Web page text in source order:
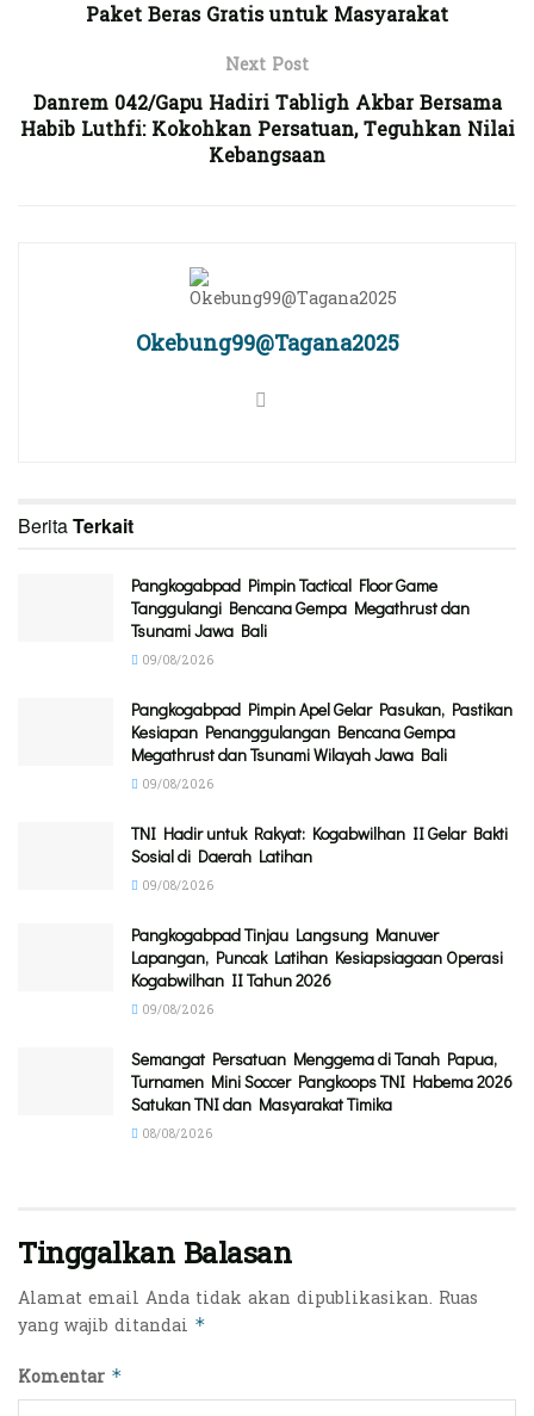
Paket Beras Gratis untuk Masyarakat
Next Post
Danrem 042/Gapu Hadiri Tabligh Akbar Bersama
Habib Luthfi: Kokohkan Persatuan, Teguhkan Nilai
Kebangsaan
Okebung99@Tagana2025
BeritaTerkait
Pangkogabpad Pimpin Tactical Floor Game
Tanggulangi Bencana Gempa Megathrust dan
Tsunami Jawa Bali
09/08/2026
Pangkogabpad Pimpin Apel Gelar Pasukan, Pastikan
Kesiapan Penanggulangan Bencana Gempa
Megathrust dan Tsunami Wilayah Jawa Bali
09/08/2026
TNI Hadir untuk Rakyat: Kogabwilhan II Gelar Bakti
Sosial di Daerah Latihan
09/08/2026
Pangkogabpad Tinjau Langsung Manuver
Lapangan, Puncak Latihan Kesiapsiagaan Operasi
Kogabwilhan II Tahun 2026
09/08/2026
Semangat Persatuan Menggema di Tanah Papua,
Turnamen Mini Soccer Pangkoops TNI Habema 2026
Satukan TNI dan Masyarakat Timika
08/08/2026
Tinggalkan Balasan
Alamat email Anda tidak akan dipublikasikan. Ruas
yang wajib ditandai *
Komentar *